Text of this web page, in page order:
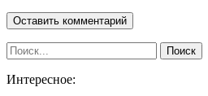
Интересное: